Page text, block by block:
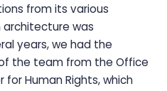
from its various
architecture was
years, we had the
the team from the Office
Human Rights, which